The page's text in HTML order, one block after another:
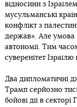
відносини з
мусульманські
конфлікт з
держав». Але
автономії. Тим
суверенітет
Два дипломатичні
Трамп серйозно
бойові дії в